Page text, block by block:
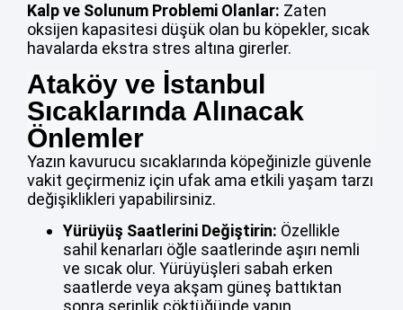
Kalp ve Solunum Problemi Olanlar: Zaten
oksijen kapasitesi düşük olan bu köpekler, sıcak
havalarda ekstra stres altına girerler.
Ataköy ve İstanbul
Sıcaklarında Alınacak
Önlemler
Yazın kavurucu sıcaklarında köpeğinizle güvenle
vakit geçirmeniz için ufak ama etkili yaşam tarzı
değişiklikleri yapabilirsiniz.
Yürüyüş Saatlerini Değiştirin: Özellikle
sahil kenarları öğle saatlerinde aşırı nemli
ve sıcak olur. Yürüyüşleri sabah erken
saatlerde veya akşam güneş battıktan
sonra serinlik çöktüğünde yapın.